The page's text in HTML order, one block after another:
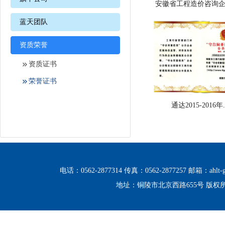
蓝天团队
资质荣誉
资质证书
荣誉证书
安徽省工程造价咨询
通达2015-2016年
电话：0562-2877314 传真：0562-2877257 邮箱：
地址：铜陵市北京西路655号 版权